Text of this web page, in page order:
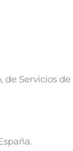
Servicios